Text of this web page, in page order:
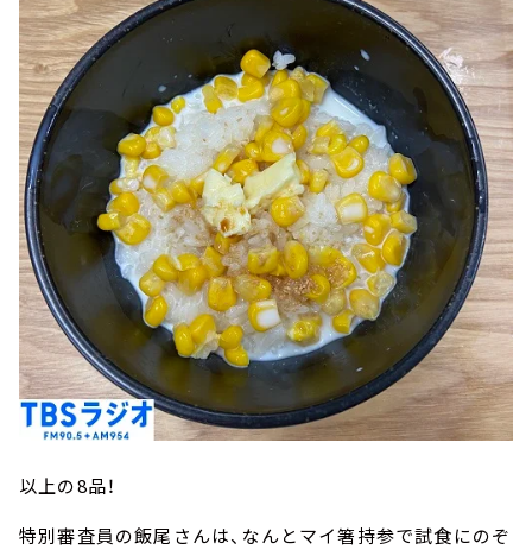
以上の8品！
特別審査員の飯尾さんは、なんとマイ箸持参で試食にのぞ